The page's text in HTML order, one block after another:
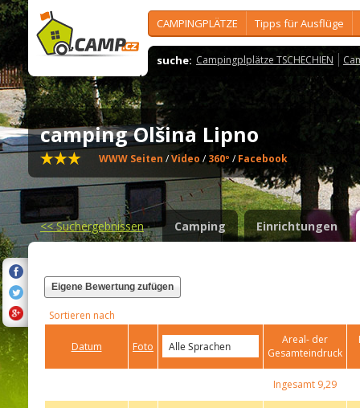
CAMPINGPLÄTZE Tipps für Ausflüge
suche: Campingplplätze TSCHECHIEN
camping Olšina Lipno
WWW Seiten /Video /360º /Facebook
<<Suchergebnissen Camping Einrichtungen
Eigene Bewertung zufügen
Sortieren nach
Datum Foto
Areal- der
Gesamteindruck
Ingesamt 9,29